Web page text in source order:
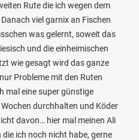
Rute die ich wegen dem
viel garnix an Fischen
was gelernt, soweit das
und die einheimischen
wie gesagt wird das ganze
Probleme mit den Ruten
mal eine super günstige
durchhalten und Köder
davon… hier mal meinen Ali
ich noch nicht habe, gerne